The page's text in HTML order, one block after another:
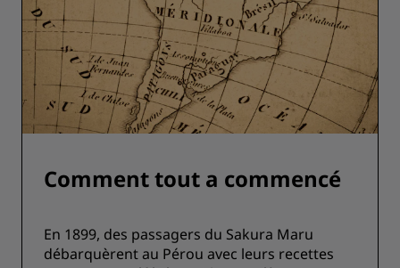
Comment tout a commencé
En 1899, des passagers du Sakura Maru
débarquèrent au Pérou avec leurs recettes